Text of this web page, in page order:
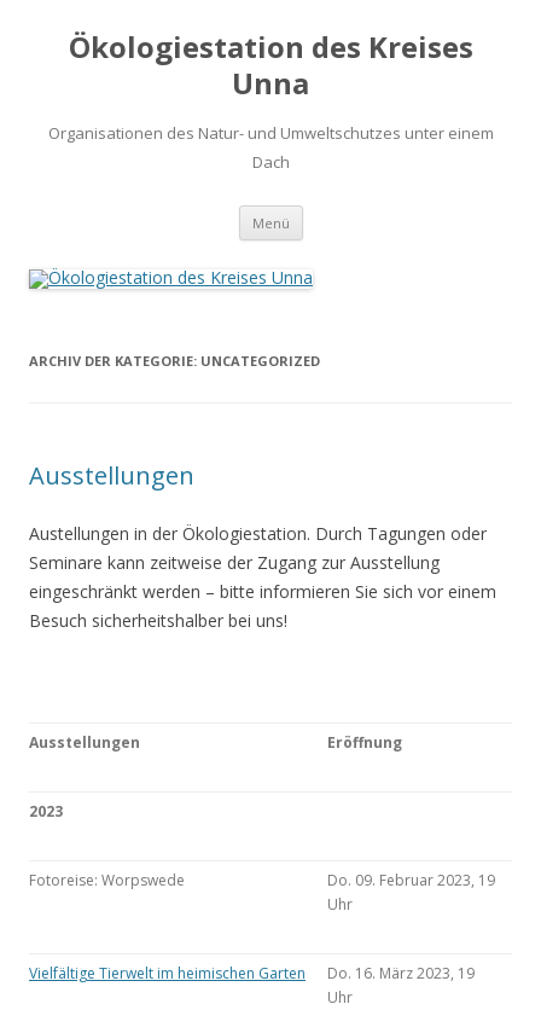
Ökologiestation des Kreises
Unna
Organisationen des Natur- und Umweltschutzes unter einem
Dach
Menü Zum
springen
ARCHIV DER KATEGORIE: UNCATEGORIZED
Ausstellungen
Austellungen in der Ökologiestation. Durch Tagungen oder
Seminare kann zeitweise der Zugang zur Ausstellung
eingeschränkt werden – bitte informieren Sie sich vor einem
Besuch sicherheitshalber bei uns!
Ausstellungen Eröffnung
2023
Fotoreise: Worpswede
Do. 09. Februar 2023, 19
Uhr
Vielfältige Tierwelt im heimischen Garten
Do. 16. März 2023, 19
Uhr